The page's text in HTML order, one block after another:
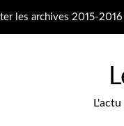
les archives 2015-2016